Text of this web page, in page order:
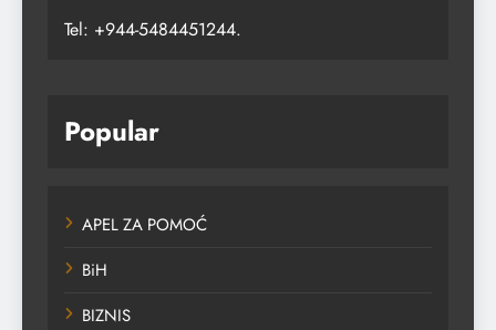
Tel: +944-5484451244.
Popular
APEL ZA POMOĆ
BiH
BIZNIS